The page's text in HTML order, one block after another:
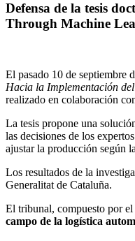
Defensa de la tesis
Through Machine
El pasado 10 de septiembre
Hacia la Implementación
realizado en colaboración
La tesis propone una
las decisiones de los
ajustar la producción según
Los resultados de la
Generalitat de Cataluña.
El tribunal, compuesto por
campo de la logística